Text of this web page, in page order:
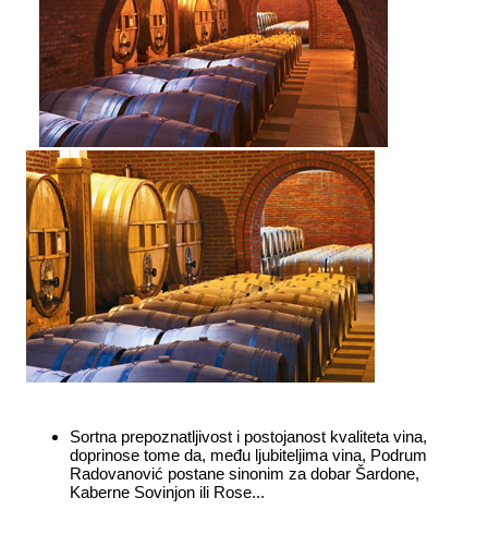
Sortna prepoznatljivost i postojanost kvaliteta vina,
doprinose tome da, među ljubiteljima vina, Podrum
Radovanović postane sinonim za dobar Šardone,
Kaberne Sovinjon ili Rose...